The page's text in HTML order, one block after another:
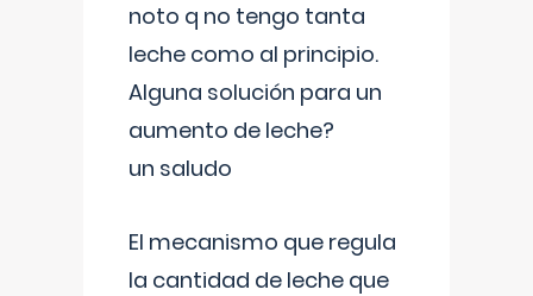
noto q no tengo tanta
leche como al principio.
Alguna solución para un
aumento de leche?
un saludo
El mecanismo que regula
la cantidad de leche que